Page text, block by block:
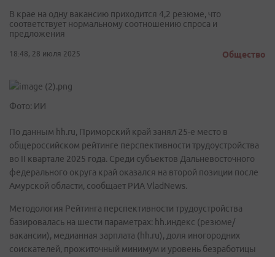
В крае на одну вакансию приходится 4,2 резюме, что
соответствует нормальному соотношению спроса и
предложения
18:48, 28 июля 2025 Общество
Фото: ИИ
По данным hh.ru, Приморский край занял 25-е место в
общероссийском рейтинге перспективности трудоустройства
во II квартале 2025 года. Среди субъектов Дальневосточного
федерального округа край оказался на второй позиции после
Амурской области, сообщает РИА VladNews.
Методология Рейтинга перспективности трудоустройства
базировалась на шести параметрах: hh.индекс (резюме/
вакансии), медианная зарплата (hh.ru), доля иногородних
соискателей, прожиточный минимум и уровень безработицы